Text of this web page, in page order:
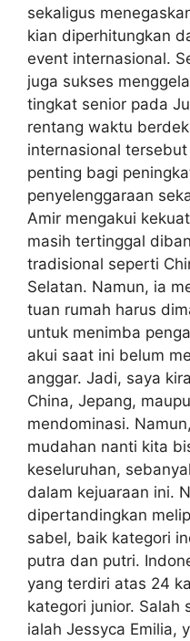
sekaligus
kian diperhitungkan
event internasional.
juga sukses
tingkat senior pada
rentang waktu
internasional
penting bagi
penyelenggaraan
Amir mengakui
masih tertinggal
tradisional seperti
Selatan. Namun, ia
tuan rumah harus
untuk menimba
akui saat ini belum
anggar. Jadi, saya
China, Jepang,
mendominasi.
mudahan nanti kita
keseluruhan,
dalam kejuaraan ini.
dipertandingkan
sabel, baik kategori
putra dan putri.
yang terdiri atas 24
kategori junior. Salah
ialah Jessyca Emilia,